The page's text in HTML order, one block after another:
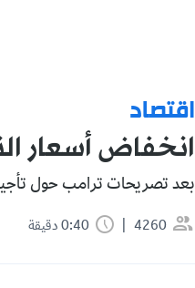
اقتصاد
انخفاض أسعار النفط
بعد تصريحات ترامب حول تأجيل
4260